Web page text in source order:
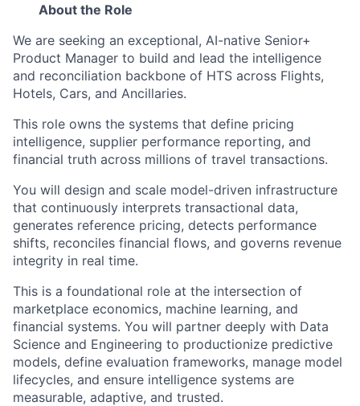
About the Role
We are seeking an exceptional, AI-native Senior+
Product Manager to build and lead the intelligence
and reconciliation backbone of HTS across Flights,
Hotels, Cars, and Ancillaries.
This role owns the systems that define pricing
intelligence, supplier performance reporting, and
financial truth across millions of travel transactions.
You will design and scale model-driven infrastructure
that continuously interprets transactional data,
generates reference pricing, detects performance
shifts, reconciles financial flows, and governs revenue
integrity in real time.
This is a foundational role at the intersection of
marketplace economics, machine learning, and
financial systems. You will partner deeply with Data
Science and Engineering to productionize predictive
models, define evaluation frameworks, manage model
lifecycles, and ensure intelligence systems are
measurable, adaptive, and trusted.